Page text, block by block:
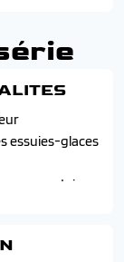
essuies-glaces
accoudoir